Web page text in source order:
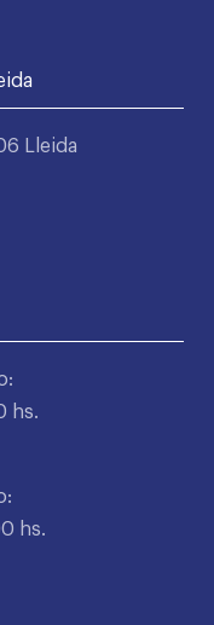
Lleida
hs.
hs.